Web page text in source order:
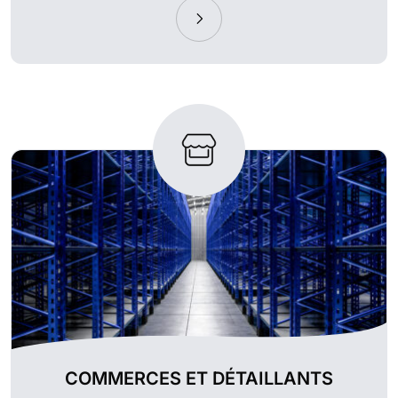
COMMERCES ET DÉTAILLANTS